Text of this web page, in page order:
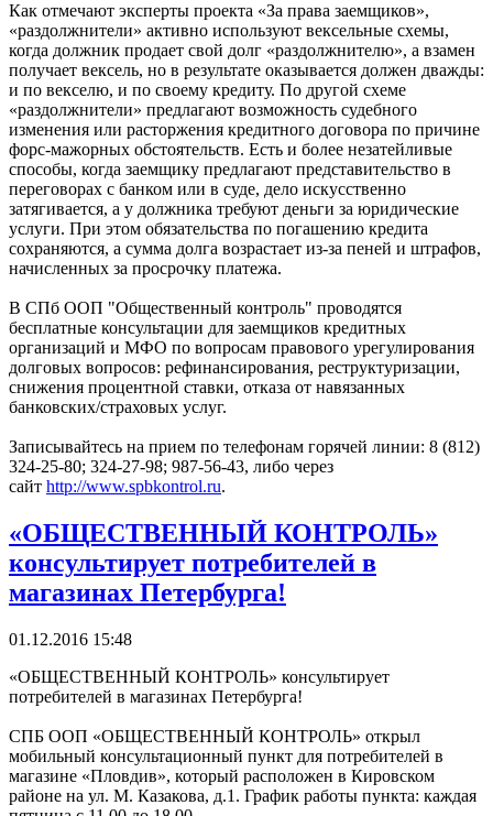
Как отмечают эксперты проекта «За права заемщиков»,
«раздолжнители» активно используют вексельные схемы,
когда должник продает свой долг «раздолжнителю», а взамен
получает вексель, но в результате оказывается должен дважды:
и по векселю, и по своему кредиту. По другой схеме
«раздолжнители» предлагают возможность судебного
изменения или расторжения кредитного договора по причине
форс-мажорных обстоятельств. Есть и более незатейливые
способы, когда заемщику предлагают представительство в
переговорах с банком или в суде, дело искусственно
затягивается, а у должника требуют деньги за юридические
услуги. При этом обязательства по погашению кредита
сохраняются, а сумма долга возрастает из-за пеней и штрафов,
начисленных за просрочку платежа.
В СПб ООП "Общественный контроль" проводятся
бесплатные консультации для заемщиков кредитных
организаций и МФО по вопросам правового урегулирования
долговых вопросов: рефинансирования, реструктуризации,
снижения процентной ставки, отказа от навязанных
банковских/страховых услуг.
Записывайтесь на прием по телефонам горячей линии: 8 (812)
324-25-80; 324-27-98; 987-56-43, либо через
сайт http://www.spbkontrol.ru.
«ОБЩЕСТВЕННЫЙ КОНТРОЛЬ»
консультирует потребителей в
магазинах Петербурга!
01.12.2016 15:48
«ОБЩЕСТВЕННЫЙ КОНТРОЛЬ» консультирует
потребителей в магазинах Петербурга!
СПБ ООП «ОБЩЕСТВЕННЫЙ КОНТРОЛЬ» открыл
мобильный консультационный пункт для потребителей в
магазине «Пловдив», который расположен в Кировском
районе на ул. М. Казакова, д.1. График работы пункта: каждая